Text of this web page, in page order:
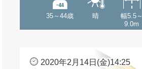
35～44歳 晴
幅5.5～
9.0m
2020年2月14日(金)14:25